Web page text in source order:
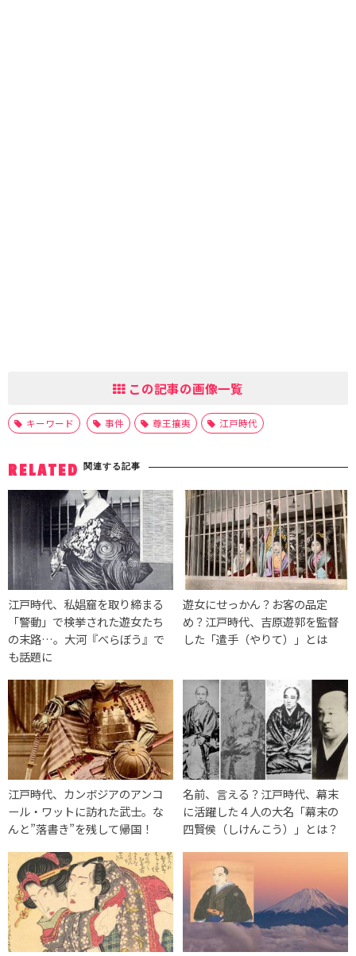
この記事の画像一覧
キーワード 事件 尊王攘夷 江戸時代
RELATED 関連する記事
江戸時代、私娼窟を取り締まる
「警動」で検挙された遊女たち
の末路…。大河『べらぼう』で
も話題に
遊女にせっかん？お客の品定
め？江戸時代、吉原遊郭を監督
した「遣手（やりて）」とは
江戸時代、カンボジアのアンコ
ール・ワットに訪れた武士。な
んと”落書き”を残して帰国！
名前、言える？江戸時代、幕末
に活躍した４人の大名「幕末の
四賢侯（しけんこう）」とは？